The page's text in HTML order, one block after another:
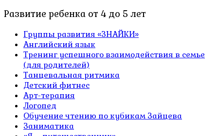
Развитие ребенка от 4 до 5 лет
Группы развития «ЗНАЙКИ»
Английский язык
Тренинг успешного взаимодействия в семье
(для родителей)
Танцевальная ритмика
Детский фитнес
Арт-терапия
Логопед
Обучение чтению по кубикам Зайцева
Заниматика